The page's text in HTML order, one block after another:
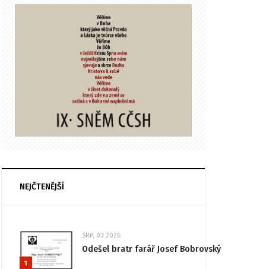
NEJČTENĚJŠÍ
1
SRP, 03 2026
Odešel bratr farář Josef Bobrovský